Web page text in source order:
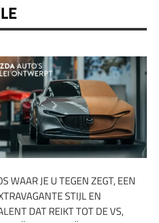
WAAR JE U TEGEN ZEGT, EEN
STIJL EN
DAT REIKT TOT DE VS,